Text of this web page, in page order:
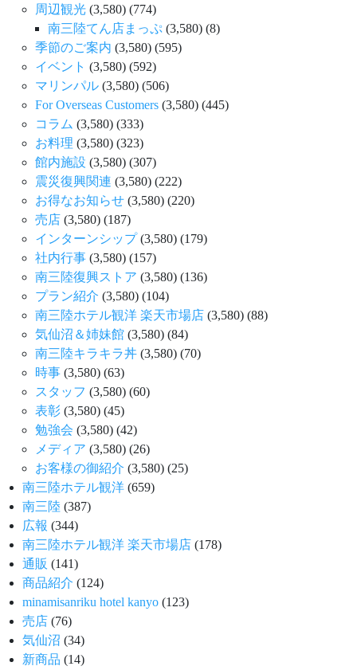
周辺観光 (3,580) (774)
南三陸てん店まっぷ (3,580) (8)
季節のご案内 (3,580) (595)
イベント (3,580) (592)
マリンパル (3,580) (506)
For Overseas Customers (3,580) (445)
コラム (3,580) (333)
お料理 (3,580) (323)
館内施設 (3,580) (307)
震災復興関連 (3,580) (222)
お得なお知らせ (3,580) (220)
売店 (3,580) (187)
インターンシップ(3,580) (179)
社内行事 (3,580) (157)
南三陸復興ストア (3,580) (136)
プラン紹介 (3,580) (104)
南三陸ホテル観洋 楽天市場店 (3,580) (88)
気仙沼＆姉妹館 (3,580) (84)
南三陸キラキラ丼 (3,580) (70)
時事 (3,580) (63)
スタッフ (3,580) (60)
表彰 (3,580) (45)
勉強会 (3,580) (42)
メディア (3,580) (26)
お客様の御紹介 (3,580) (25)
南三陸ホテル観洋 (659)
南三陸 (387)
広報 (344)
南三陸ホテル観洋 楽天市場店 (178)
通販 (141)
商品紹介 (124)
minamisanriku hotel kanyo (123)
売店 (76)
気仙沼 (34)
新商品 (14)